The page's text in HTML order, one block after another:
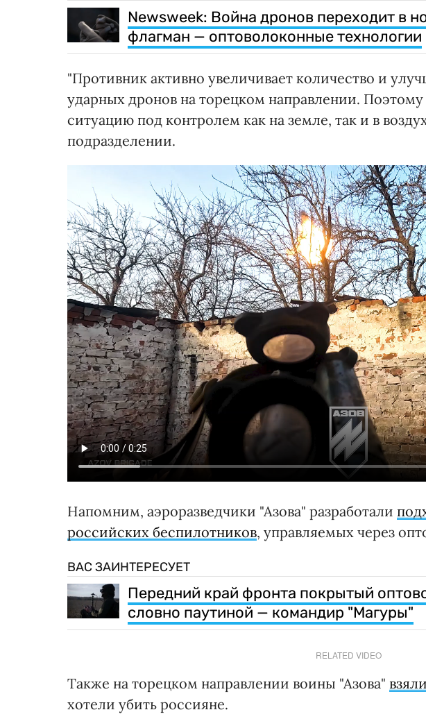
Newsweek: Война дронов переходит в
флагман — оптоволоконные технологии
"Противник активно увеличивает количество и
ударных дронов на торецком направлении.
ситуацию под контролем как на земле, так и в
подразделении.
Напомним, аэроразведчики "Азова" разработали
российских беспилотников, управляемых через
ВАС ЗАИНТЕРЕСУЕТ
Передний край фронта покрытый
словно паутиной — командир "Магуры"
RELATED VIDEO
Также на торецком направлении воины "Азова"
хотели убить россияне.